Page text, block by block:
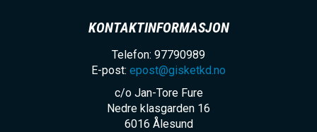
KONTAKTINFORMASJON
Telefon: 97790989
E-post: epost@gisketkd.no
c/o Jan-Tore Fure
Nedre klasgarden 16
6016 Ålesund